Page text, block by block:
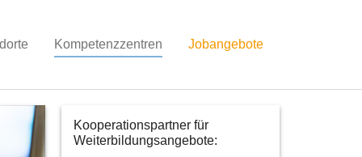
Kompetenzzentren Jobangebote
Kooperationspartner für
Weiterbildungsangebote: